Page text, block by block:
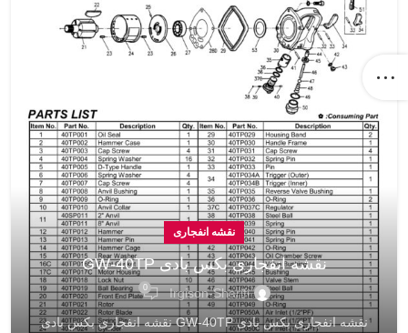
نقشه انفجاری
نقشه انفجاری بکس بادی GW-40TP
Irgison-Sharifi
0
نقشه انفجاری بکس بادی GW-40TP نقشه انفجاری بکس بادی